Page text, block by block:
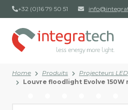
+32 (0)16 79 50 51
Home Produits Projecteurs LED
Louvre floodlight Evolve 150W